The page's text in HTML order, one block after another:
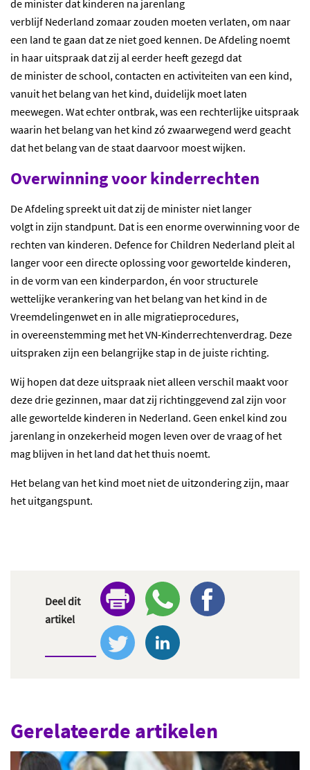
de minister dat kinderen na jarenlang
verblijf Nederland zomaar zouden moeten verlaten, om naar
een land te gaan dat ze niet goed kennen. De Afdeling noemt
in haar uitspraak dat zij al eerder heeft gezegd dat
de minister de school, contacten en activiteiten van een kind,
vanuit het belang van het kind, duidelijk moet laten
meewegen. Wat echter ontbrak, was een rechterlijke uitspraak
waarin het belang van het kind zó zwaarwegend werd geacht
dat het belang van de staat daarvoor moest wijken.
Overwinning voor kinderrechten
De Afdeling spreekt uit dat zij de minister niet langer
volgt in zijn standpunt. Dat is een enorme overwinning voor de
rechten van kinderen. Defence for Children Nederland pleit al
langer voor een directe oplossing voor gewortelde kinderen,
in de vorm van een kinderpardon, én voor structurele
wettelijke verankering van het belang van het kind in de
Vreemdelingenwet en in alle migratieprocedures,
in overeenstemming met het VN-Kinderrechtenverdrag. Deze
uitspraken zijn een belangrijke stap in de juiste richting.
Wij hopen dat deze uitspraak niet alleen verschil maakt voor
deze drie gezinnen, maar dat zij richtinggevend zal zijn voor
alle gewortelde kinderen in Nederland. Geen enkel kind zou
jarenlang in onzekerheid mogen leven over de vraag of het
mag blijven in het land dat het thuis noemt.
Het belang van het kind moet niet de uitzondering zijn, maar
het uitgangspunt.
Deel dit
artikel
Gerelateerde artikelen